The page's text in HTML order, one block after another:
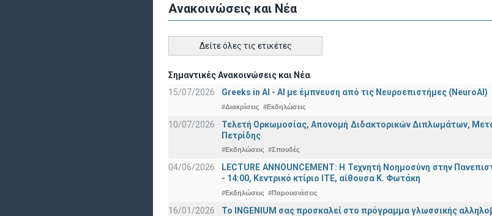
Ανακοινώσεις και Νέα
Δείτε όλες τις ετικέτες
Σημαντικές Ανακοινώσεις και Νέα
15/07/2026
Greeks in AI - ΑΙ με έμπνευση από τις Νευροεπιστήμες (NeuroAI)
#Διακρίσεις #Εκδηλώσεις
10/07/2026
Τελετή Ορκωμοσίας, Απονομή Διδακτορικών Διπλωμάτων,
Πετρίδης
#Εκδηλώσεις #Σπουδές
04/06/2026
LECTURE ANNOUNCEMENT: Η Τεχνητή Νοημοσύνη στην
- 14:00, Κεντρικό κτίριο ΙΤΕ, αίθουσα Κ. Φωτάκη
#Εκδηλώσεις #Παρουσιάσεις
16/01/2026 Το INGENIUM σας προσκαλεί στο πρόγραμμα γλωσσικής